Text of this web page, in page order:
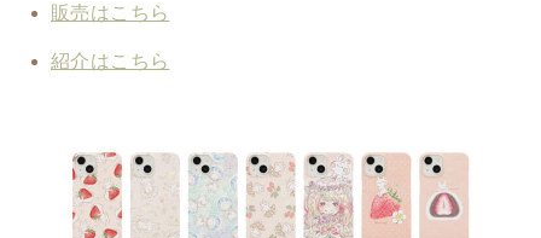
販売はこちら
紹介はこちら